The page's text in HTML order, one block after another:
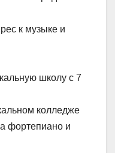
к музыке и
школу с 7
колледже
фортепиано и